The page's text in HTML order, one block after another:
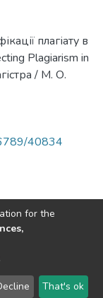
плагіату в
Plagiarism in
/ М. О.
40834
Send
for the
That's ok